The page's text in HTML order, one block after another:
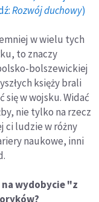
Rozwój duchowy)
w wielu tych
to znaczy
bolszewickiej
księży brali
się w wojsku. Widać
nie tylko na rzecz
ci ludzie w różny
naukowe, inni
wydobycie "z